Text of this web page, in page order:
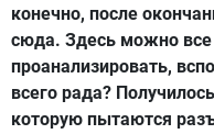
конечно, после
сюда. Здесь можно
проанализировать,
всего рада?
которую пытаются